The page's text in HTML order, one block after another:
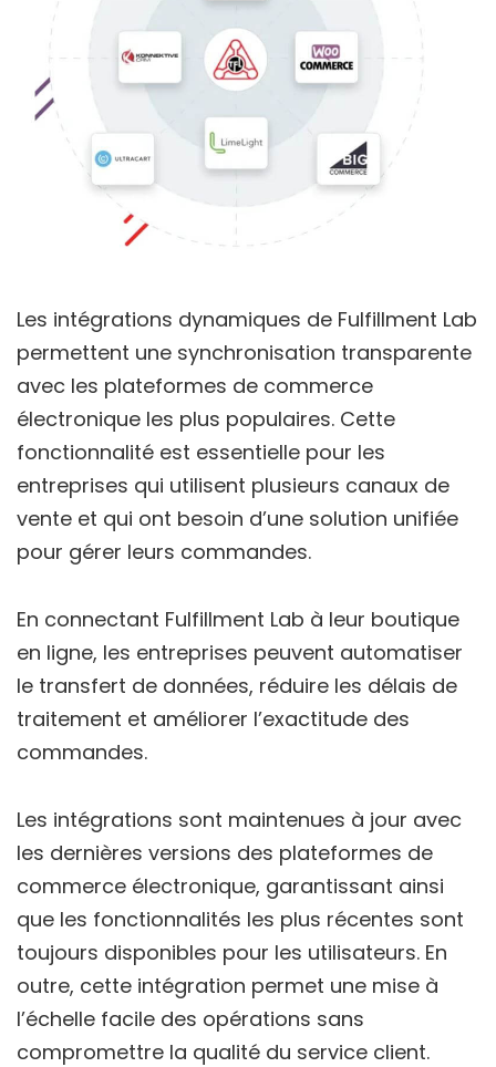
Les intégrations dynamiques de Fulfillment Lab
permettent une synchronisation transparente
avec les plateformes de commerce
électronique les plus populaires. Cette
fonctionnalité est essentielle pour les
entreprises qui utilisent plusieurs canaux de
vente et qui ont besoin d’une solution unifiée
pour gérer leurs commandes.
En connectant Fulfillment Lab à leur boutique
en ligne, les entreprises peuvent automatiser
le transfert de données, réduire les délais de
traitement et améliorer l’exactitude des
commandes.
Les intégrations sont maintenues à jour avec
les dernières versions des plateformes de
commerce électronique, garantissant ainsi
que les fonctionnalités les plus récentes sont
toujours disponibles pour les utilisateurs. En
outre, cette intégration permet une mise à
l’échelle facile des opérations sans
compromettre la qualité du service client.